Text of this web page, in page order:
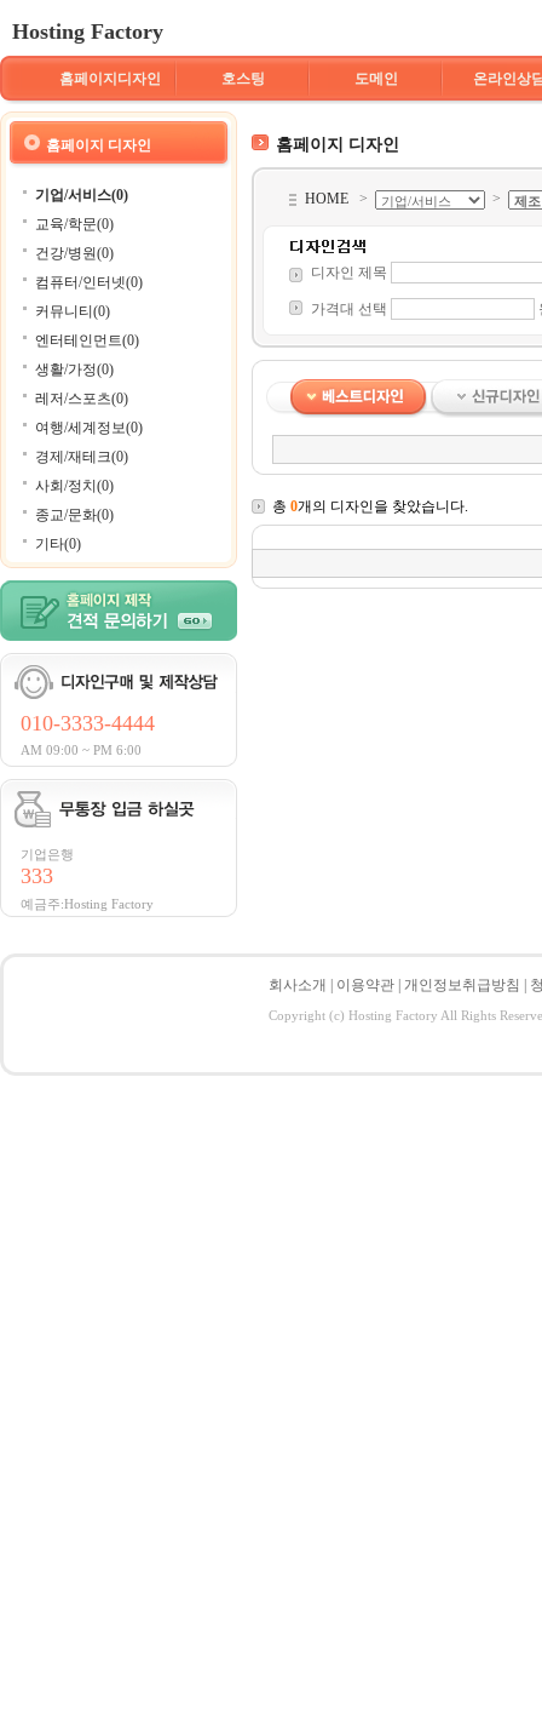
Hosting Factory
홈페이지디자인 호스팅 도메인 온라인상
홈페이지 디자인
기업/서비스(0)
교육/학문(0)
건강/병원(0)
컴퓨터/인터넷(0)
커뮤니티(0)
엔터테인먼트(0)
생활/가정(0)
레저/스포츠(0)
여행/세계정보(0)
경제/재테크(0)
사회/정치(0)
종교/문화(0)
기타(0)
010-3333-4444
AM 09:00 ~ PM 6:00
기업은행
333
예금주:Hosting Factory
홈페이지 디자인
HOME > >
디자인 제목
가격대 선택
총 0개의 디자인을 찾았습니다.
회사소개 이용약관 개인정보취급방침
Copyright (c) Hosting Factory All Rights